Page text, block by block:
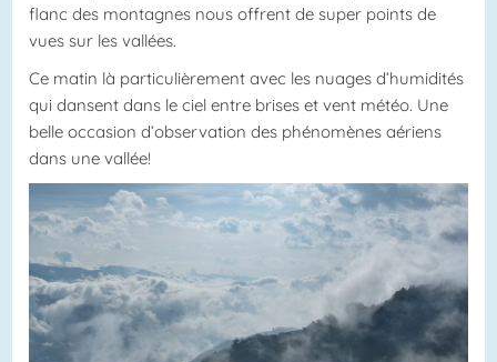
flanc des montagnes nous offrent de super points de
vues sur les vallées.
Ce matin là particulièrement avec les nuages d’humidités
qui dansent dans le ciel entre brises et vent météo. Une
belle occasion d’observation des phénomènes aériens
dans une vallée!